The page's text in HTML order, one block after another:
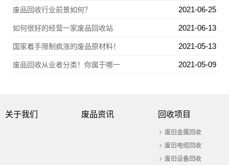
废品回收行业前景如何？ 2021-06-25
如何很好的经营一家废品回收站 2021-06-13
国家着手限制疯涨的废品原材料！ 2021-05-13
废品回收从业者分类！你属于哪一 2021-05-09
关于我们 废品资讯 回收项目
废旧金属回收
废旧电缆回收
废旧设备回收